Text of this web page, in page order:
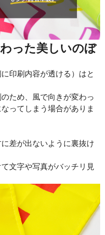
21091
22825
24543
25396
26245
28768
29601
った美しいのぼ
印刷内容が透ける）はと
ため、風で向きが変わっ
ってしまう場合がありま
差が出ないように裏抜け
文字や写真がバッチリ見